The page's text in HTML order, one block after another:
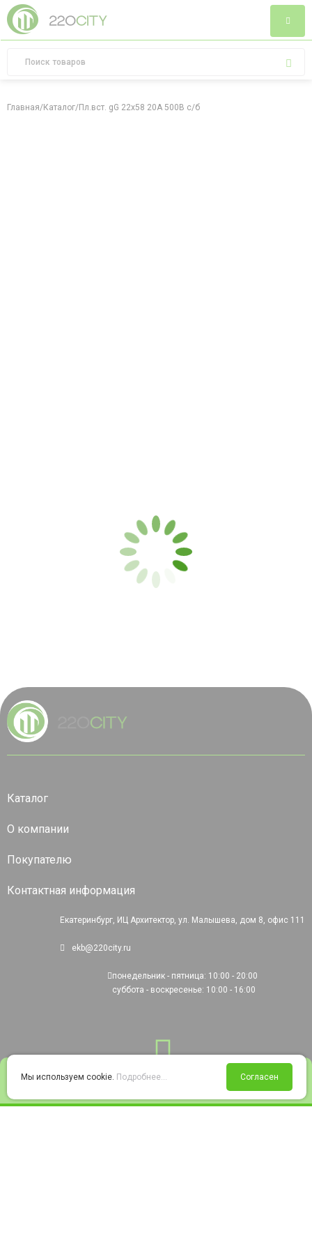
Войти Избранное Корзина
Главная/Каталог/Пл.вст. gG 22x58 20А 500В с/б
Каталог
О компании
Покупателю
Контактная информация
Екатеринбург, ИЦ Архитектор, ул. Малышева, дом 8, офис 111
ekb@220city.ru
понедельник - пятница: 10:00 - 20:00
суббота - воскресенье: 10:00 - 16:00
Мы используем cookie. Подробнее... Согласен